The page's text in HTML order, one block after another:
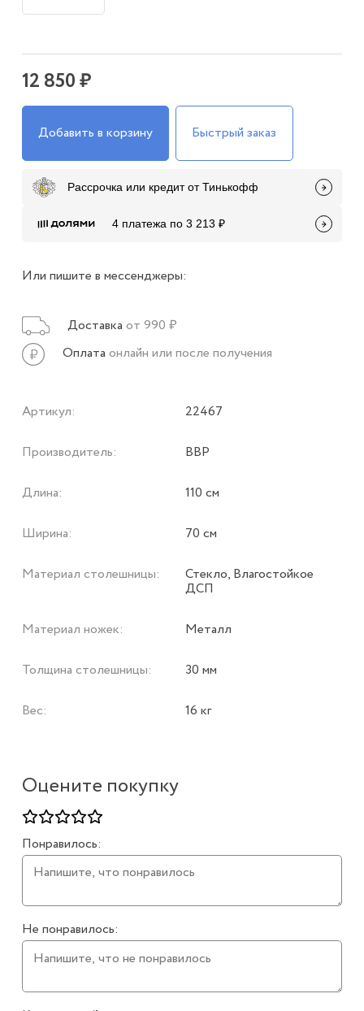
Оцените покупку
Понравилось:
Не понравилось:
12 850 ₽
Добавить в корзину Быстрый заказ
Рассрочка или кредит от Тинькофф
4 платежа по 3 213 ₽
Или пишите в мессенджеры:
Доставка от 990 ₽
Оплата онлайн или после получения
Артикул: 22467
Производитель: ВВР
Длина: 110 см
Ширина: 70 см
Материал столешницы: Стекло, Влагостойкое
ДСП
Материал ножек: Металл
Толщина столешницы: 30 мм
Вес: 16 кг